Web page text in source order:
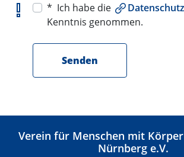
* Ich habe die
Kenntnis genommen.
Verein für Menschen mit
Nürnberg e.V.